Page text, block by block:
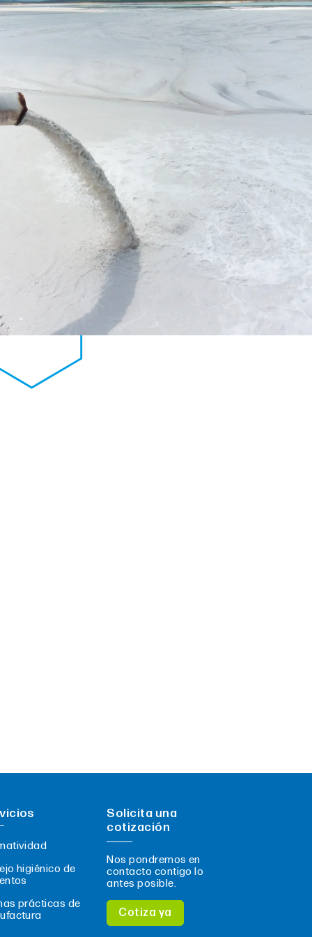
higiénico de
prácticas de
Solicita una
cotización
Nos pondremos en
contacto contigo lo
antes posible.
Cotiza ya